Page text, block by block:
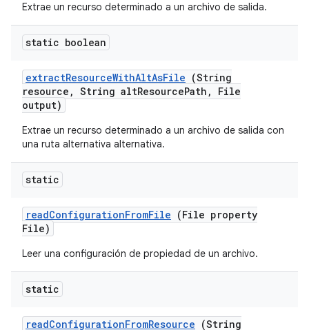
Extrae un recurso determinado a un archivo de salida.
static boolean
extractResourceWithAltAsFile (String
resource , String altResourcePath ,
File
output)
Extrae un recurso determinado a un archivo de salida con
una ruta alternativa alternativa.
static
readConfigurationFromFile (File property
File)
Leer una configuración de propiedad de un archivo.
static
readConfigurationFromResource (String